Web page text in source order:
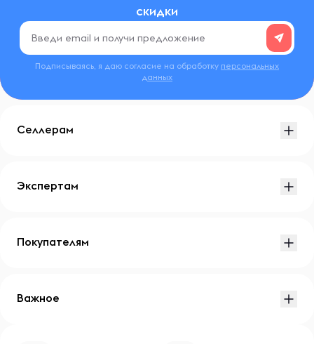
скидки
Подписываясь, я даю согласие на обработку персональных
данных
Селлерам
Экспертам
Покупателям
Важное